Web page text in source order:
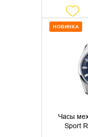
Часы
Sport
НОВИНКА